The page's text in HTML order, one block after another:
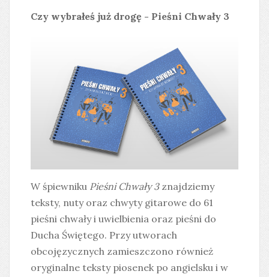
Czy wybrałeś już drogę - Pieśni Chwały 3
W śpiewniku Pieśni Chwały 3znajdziemy
teksty, nuty oraz chwyty gitarowe do 61
pieśni chwały i uwielbienia oraz pieśni do
Ducha Świętego. Przy utworach
obcojęzycznych zamieszczono również
oryginalne teksty piosenek po angielsku i w